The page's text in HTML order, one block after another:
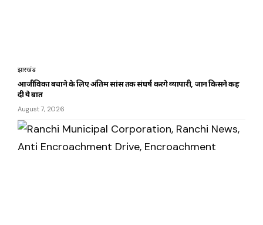
झारखंड
आजीविका बचाने के लिए अंतिम सांस तक संघर्ष करेंगे व्यापारी, जानें किसने कह
दी ये बात
August 7, 2026